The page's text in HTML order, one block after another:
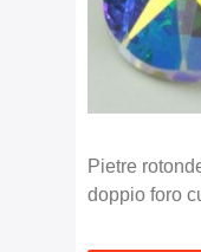
Pietre
doppio foro